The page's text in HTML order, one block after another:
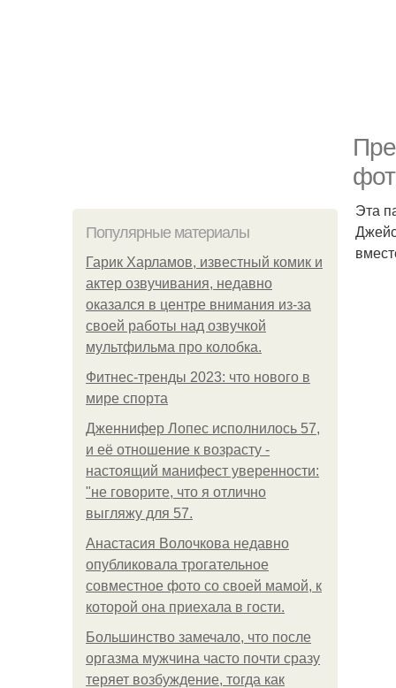
Популярные материалы
Гарик Харламов, известный комик и
актер озвучивания, недавно
оказался в центре внимания из-за
своей работы над озвучкой
мультфильма про колобка.
Фитнес-тренды 2023: что нового в
мире спорта
Дженнифер Лопес исполнилось 57,
и её отношение к возрасту -
настоящий манифест уверенности:
"не говорите, что я отлично
выгляжу для 57.
Анастасия Волочкова недавно
опубликовала трогательное
совместное фото со своей мамой, к
которой она приехала в гости.
Большинство замечало, что после
оргазма мужчина часто почти сразу
теряет возбуждение, тогда как
Эта